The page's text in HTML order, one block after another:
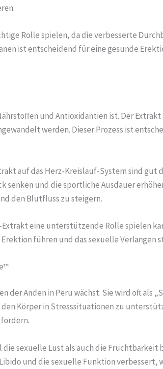
Rolle spielen, da die verbesserte
ist entscheidend für eine gesunde
und Antioxidantien ist. Der
werden. Dieser Prozess ist
auf das Herz-Kreislauf-System sind
und die sportliche Ausdauer
den Blutfluss zu steigern.
eine unterstützende Rolle spielen
führen und das sexuelle Verlangen
der Anden in Peru wächst. Sie wird oft als
Körper in Stresssituationen zu
die sexuelle Lust als auch die
und die sexuelle Funktion